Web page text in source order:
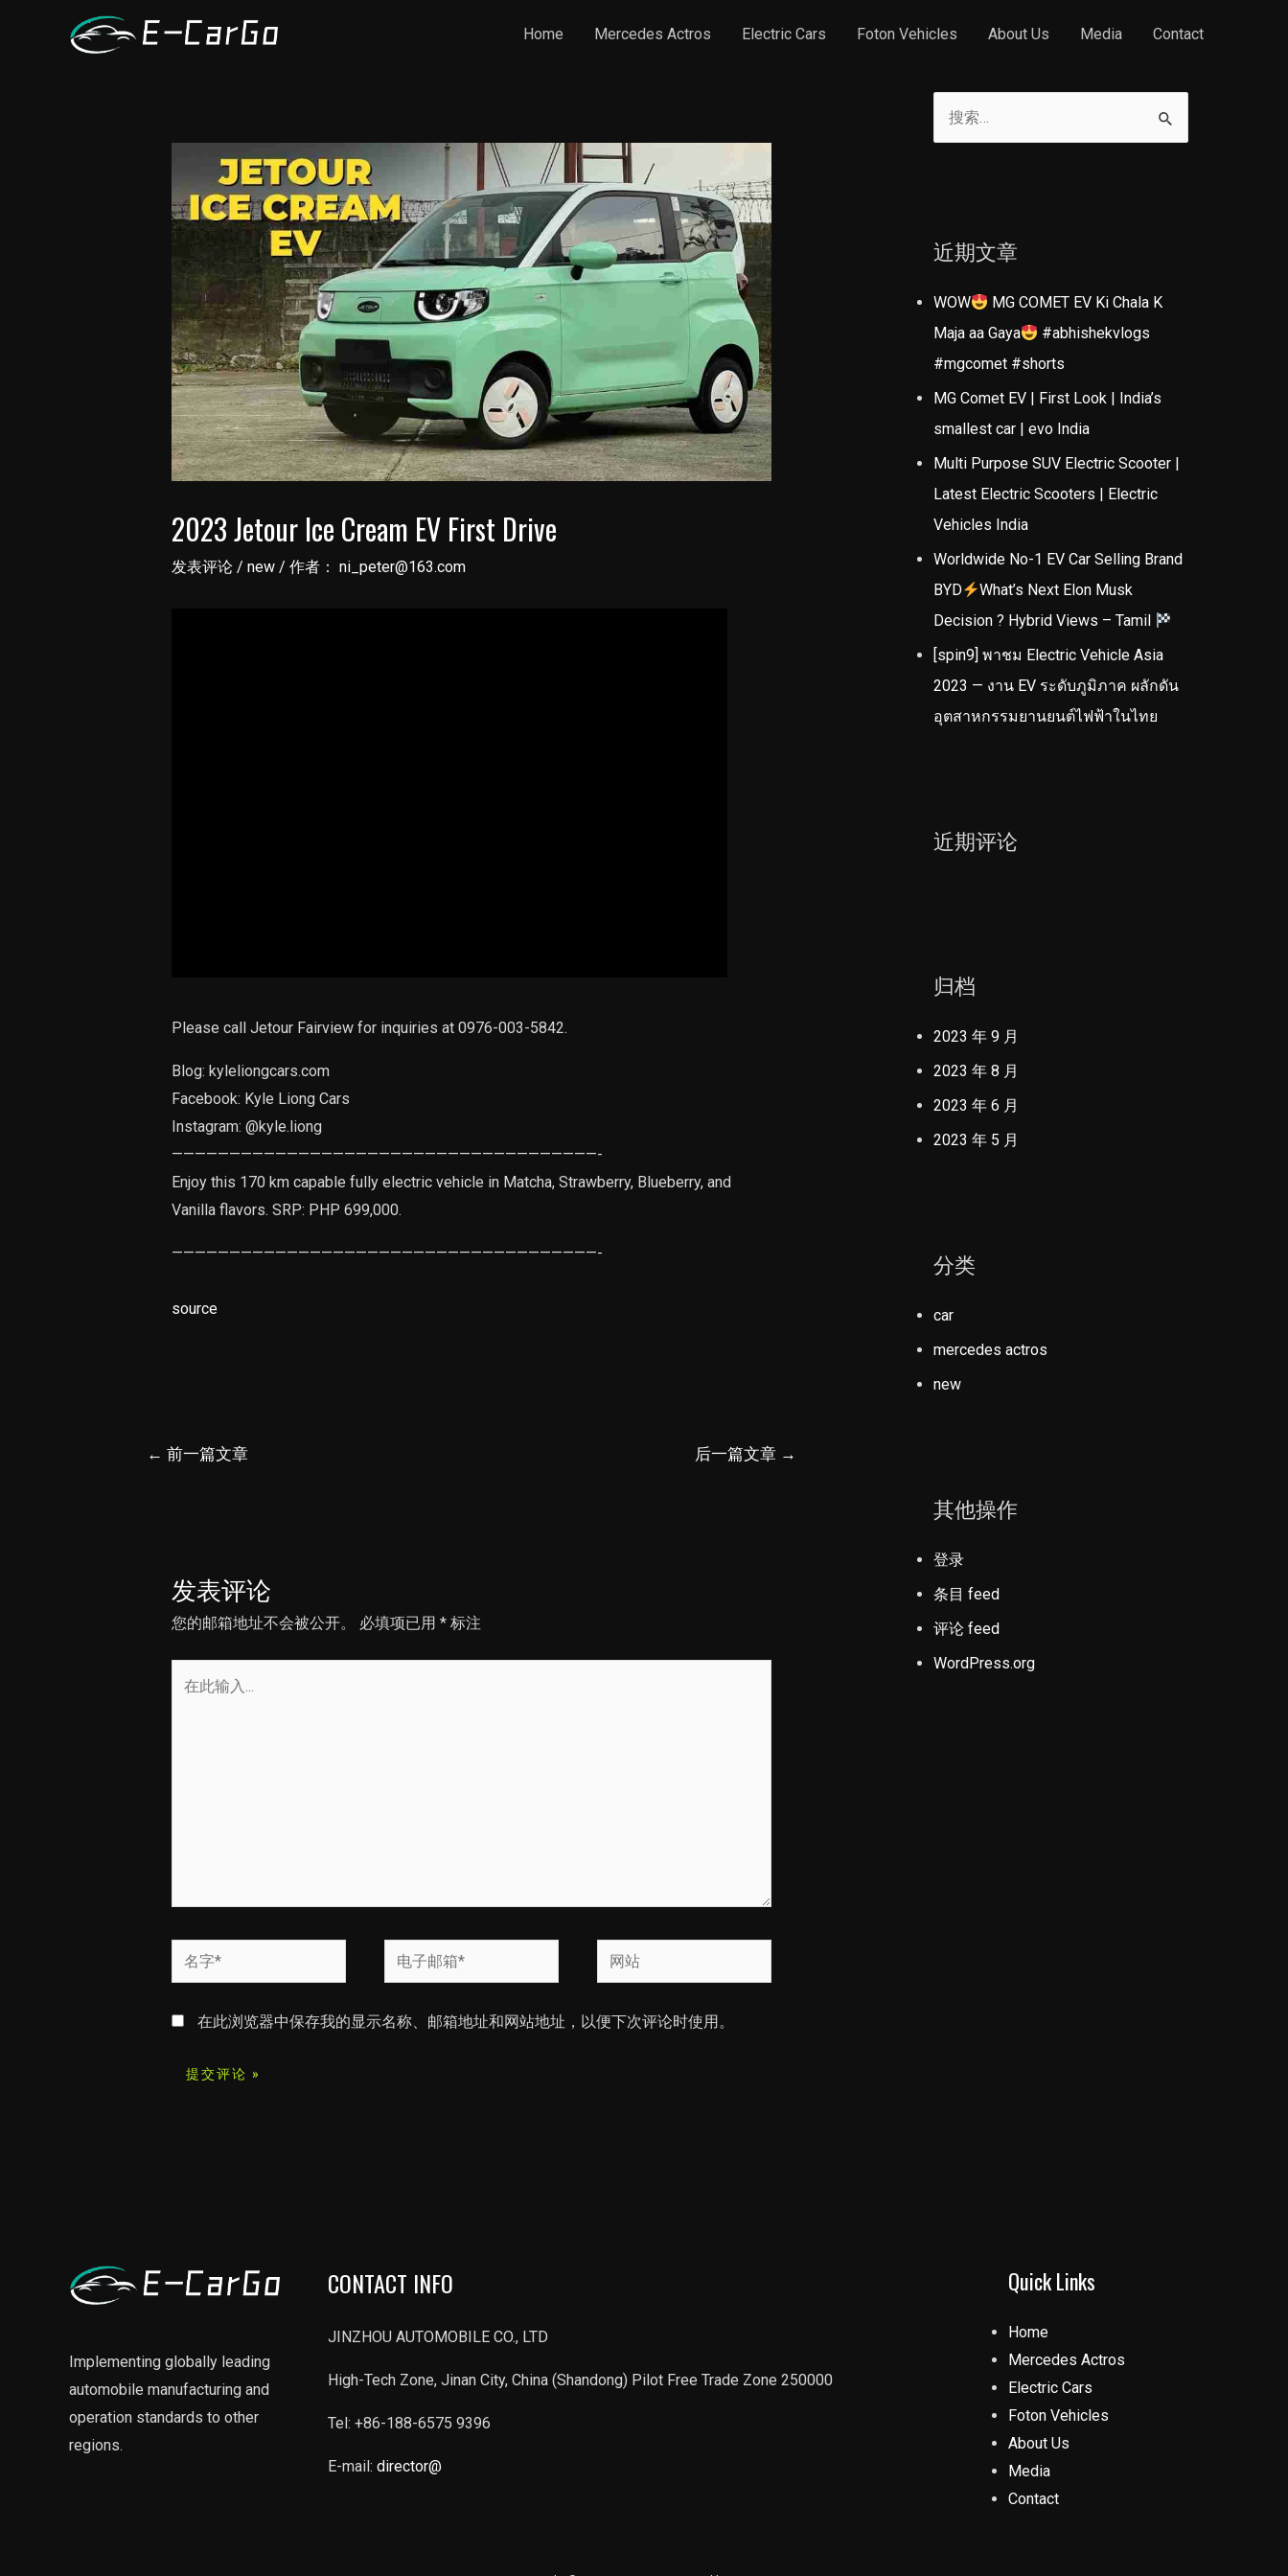
Home Mercedes Actros Electric Cars Foton Vehicles About Us Media Contact
2023 Jetour Ice Cream EV First Drive
发表评论 / new/ 作者： ni_peter@163.com
Please call Jetour Fairview for inquiries at 0976-003-5842‬.
Blog: kyleliongcars.com
Facebook: Kyle Liong Cars
Instagram: @kyle.liong
—————————————————————————————————————-
Enjoy this 170 km capable fully electric vehicle in Matcha, Strawberry, Blueberry, and
Vanilla flavors. SRP: PHP 699,000.
—————————————————————————————————————-
source
← 前一篇文章 后一篇文章 →
发表评论
您的邮箱地址不会被公开。 必填项已用 *标注
字
电
子
网
站
在此浏览器中保存我的显示名称、邮箱地址和网站地址，以便下次评论时使用。
近期文章
WOW
MG COMET EV Ki Chala K
Maja aa Gaya
#abhishekvlogs
#mgcomet #shorts
MG Comet EV | First Look | India’s
smallest car | evo India
Multi Purpose SUV Electric Scooter |
Latest Electric Scooters | Electric
Vehicles India
Worldwide No-1 EV Car Selling Brand
BYD
What’s Next Elon Musk
Decision ? Hybrid Views – Tamil
[spin9] พาชม Electric Vehicle Asia
2023 — งาน EV ระดับภูมิภาค ผลักดัน
อุตสาหกรรมยานยนต์ไฟฟ้าในไทย
近期评论
归档
2023 年 9 月
2023 年 8 月
2023 年 6 月
2023 年 5 月
分类
car
mercedes actros
new
其他操作
登录
条目 feed
评论 feed
WordPress.org
Implementing globally leading
automobile manufacturing and
operation standards to other
regions.
CONTACT INFO
JINZHOU AUTOMOBILE CO., LTD
High-Tech Zone, Jinan City, China (Shandong) Pilot Free Trade Zone 250000
Tel: +86-188-6575 9396
E-mail: director@
Quick Links
Home
Mercedes Actros
Electric Cars
Foton Vehicles
About Us
Media
Contact